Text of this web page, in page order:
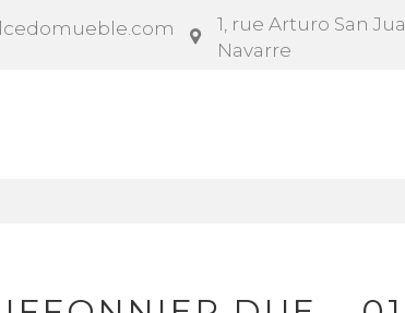
1, rue Arturo San
Navarre